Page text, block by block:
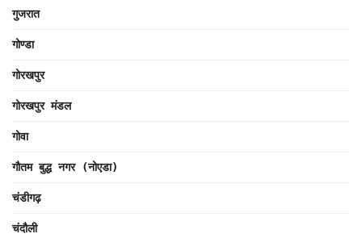
गुजरात
गोण्डा
गोरखपुर
गोरखपुर मंडल
गोवा
गौतम बुद्ध नगर (नोएडा)
चंडीगढ़
चंदौली